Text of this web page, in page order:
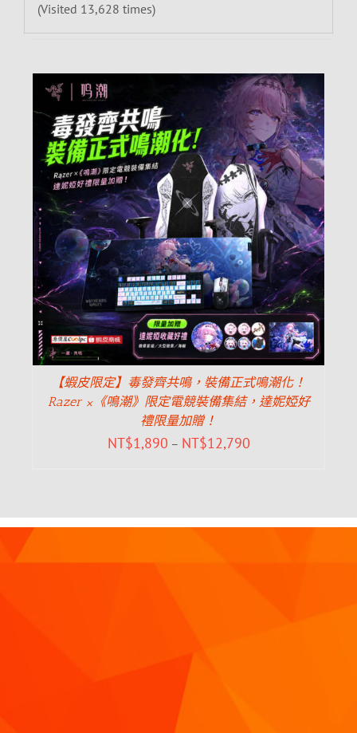
(Visited 13,628 times)
【蝦皮限定】毒發齊共鳴，裝備正式鳴潮化！
Razer ×《鳴潮》限定電競裝備集結，達妮婭好
禮限量加贈！
NT$1,890 – NT$12,790